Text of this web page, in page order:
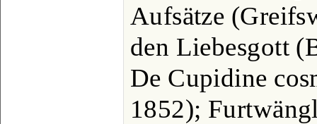
Aufsätze
den Liebesgott
De Cupidine
1852);